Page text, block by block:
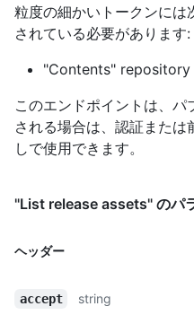
粒度の細かいトークンには
されている必要があります:
"Contents"
このエンドポイントは、
される場合は、認証また
しで使用できます。
"List release assets" のパ
ヘッダー
accept
string